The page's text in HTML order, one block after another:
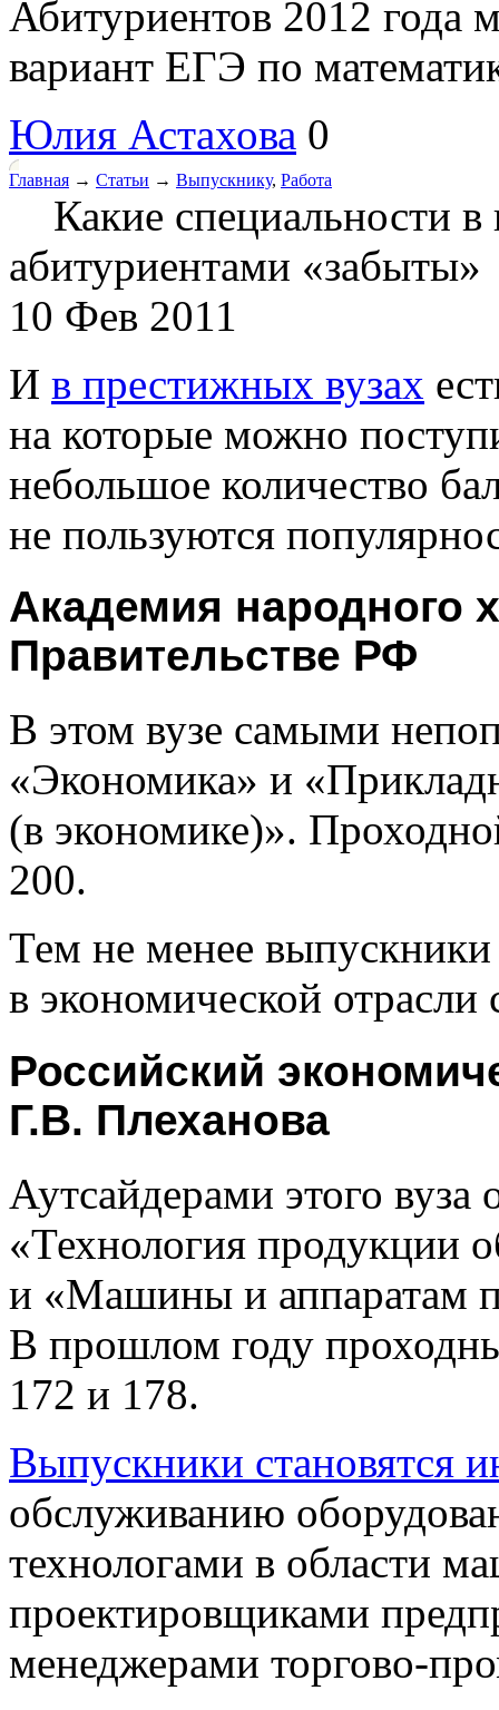
Абитуриентов 2012 года
вариант ЕГЭ по
Юлия Астахова 0
Главная → Статьи → Выпускнику, Работа
Какие специальности
абитуриентами «забыты»
10 Фев 2011
И в престижных вузах
на которые можно
небольшое количество
не пользуются
Академия народного
Правительстве РФ
В этом вузе самыми
«Экономика» и
(в экономике)».
200.
Тем не менее
в экономической отрасли
Российский
Г.В. Плеханова
Аутсайдерами этого вуза
«Технология продукции
и «Машины и аппаратам
В прошлом году
172 и 178.
Выпускники становятся
обслуживанию
технологами в области
проектировщиками
менеджерами торгово-